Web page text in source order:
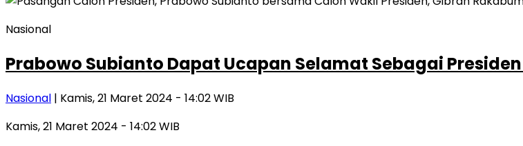
Nasional
Prabowo Subianto Dapat Ucapan Selamat Sebagai
Nasional | Kamis, 21 Maret 2024 - 14:02 WIB
Kamis, 21 Maret 2024 - 14:02 WIB